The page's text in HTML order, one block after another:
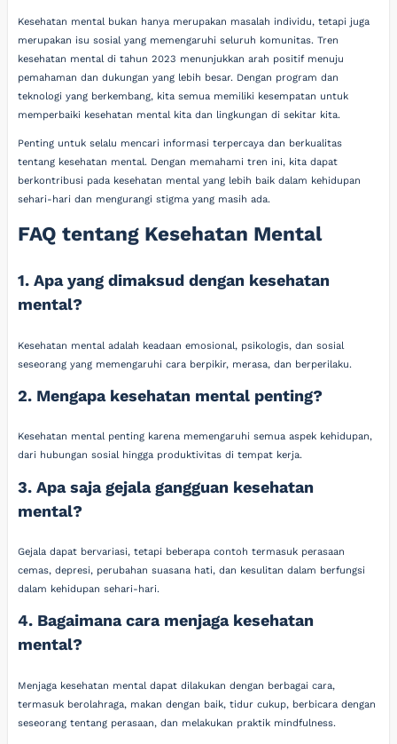
Kesehatan mental bukan hanya merupakan masalah individu, tetapi juga
merupakan isu sosial yang memengaruhi seluruh komunitas. Tren
kesehatan mental di tahun 2023 menunjukkan arah positif menuju
pemahaman dan dukungan yang lebih besar. Dengan program dan
teknologi yang berkembang, kita semua memiliki kesempatan untuk
memperbaiki kesehatan mental kita dan lingkungan di sekitar kita.
Penting untuk selalu mencari informasi terpercaya dan berkualitas
tentang kesehatan mental. Dengan memahami tren ini, kita dapat
berkontribusi pada kesehatan mental yang lebih baik dalam kehidupan
sehari-hari dan mengurangi stigma yang masih ada.
FAQ tentang Kesehatan Mental
1. Apa yang dimaksud dengan kesehatan
mental?
Kesehatan mental adalah keadaan emosional, psikologis, dan sosial
seseorang yang memengaruhi cara berpikir, merasa, dan berperilaku.
2. Mengapa kesehatan mental penting?
Kesehatan mental penting karena memengaruhi semua aspek kehidupan,
dari hubungan sosial hingga produktivitas di tempat kerja.
3. Apa saja gejala gangguan kesehatan
mental?
Gejala dapat bervariasi, tetapi beberapa contoh termasuk perasaan
cemas, depresi, perubahan suasana hati, dan kesulitan dalam berfungsi
dalam kehidupan sehari-hari.
4. Bagaimana cara menjaga kesehatan
mental?
Menjaga kesehatan mental dapat dilakukan dengan berbagai cara,
termasuk berolahraga, makan dengan baik, tidur cukup, berbicara dengan
seseorang tentang perasaan, dan melakukan praktik mindfulness.